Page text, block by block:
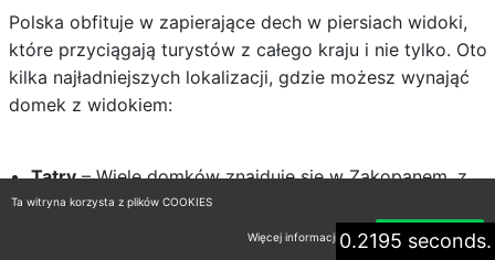
Polska obfituje w zapierające dech w piersiach widoki,
które przyciągają turystów z całego kraju i nie tylko. Oto
kilka najładniejszych lokalizacji, gdzie możesz wynająć
domek z widokiem:
Tatry– Wiele domków znajduje się w Zakopanem, z
widokiem na wysokie szczyty oraz doliny.
– Osobliwy krajobraz górski i malownicze
0.2195 seconds.
Ta witryna korzysta z plików COOKIES
Więcej informacji Akceptuję